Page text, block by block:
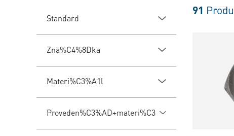
Standard
Zna%C4%8Dka
Materi%C3%A1l
Proveden%C3%AD+materi%C3%A1lu
91